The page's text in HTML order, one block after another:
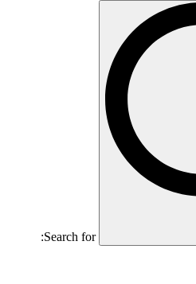
Search for: